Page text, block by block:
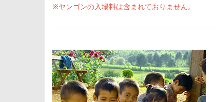
※ヤンゴンの入場料は含まれておりません。